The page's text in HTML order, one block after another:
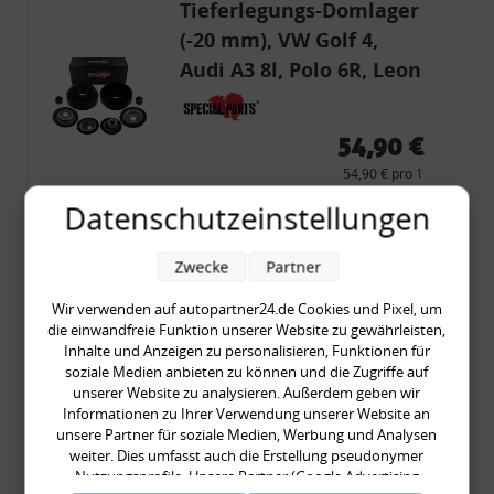
Tieferlegungs-Domlager
(-20 mm), VW Golf 4,
Audi A3 8l, Polo 6R, Leon
54,90 €
54,90 € pro 1
Merkzettel
Zum Artikel
Rückleuchtenband mit
Blinker, rot, US-Ecken,
Audi 80 Cabrio, Typ 89,
OE-Nr.: 8G0945225 +
8G0945225C
Datenschutzeinstellungen
Wir verwenden auf autopartner24.de Cookies und Pixel, um
die einwandfreie Funktion unserer Website zu gewährleisten,
Inhalte und Anzeigen zu personalisieren, Funktionen für
soziale Medien anbieten zu können und die Zugriffe auf
unserer Website zu analysieren. Außerdem geben wir
Informationen zu Ihrer Verwendung unserer Website an
unsere Partner für soziale Medien, Werbung und Analysen
weiter. Dies umfasst auch die Erstellung pseudonymer
Nutzungsprofile. Unsere Partner (Google Advertising
Zwecke Partner